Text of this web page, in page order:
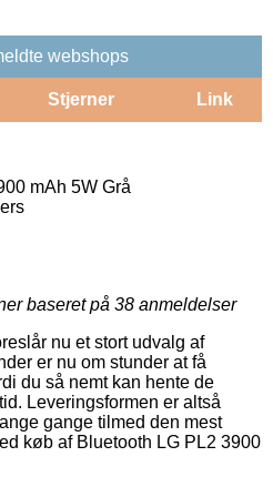
webshops
Stjerner Link
mAh 5W Grå
baseret på 38 anmeldelser
nu et stort udvalg af
er nu om stunder at få
du så nemt kan hente de
Leveringsformen er altså
gange tilmed den mest
køb af Bluetooth LG PL2 3900